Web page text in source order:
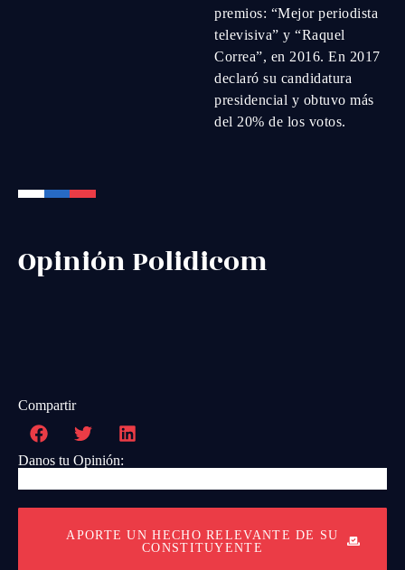
premios: “Mejor periodista
televisiva” y “Raquel
Correa”, en 2016. En 2017
declaró su candidatura
presidencial y obtuvo más
del 20% de los votos.
Opinión Polidicom
Compartir
Danos tu Opinión:
APORTE UN HECHO RELEVANTE DE SU
CONSTITUYENTE